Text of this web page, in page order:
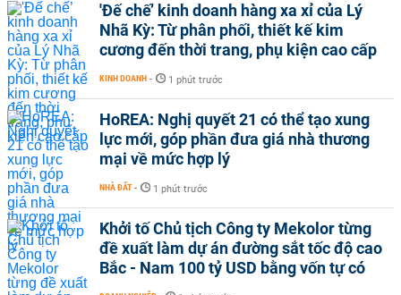
'Đế chế’ kinh doanh hàng xa xỉ của Lý
Nhã Kỳ: Từ phân phối, thiết kế kim
cương đến thời trang, phụ kiện cao cấp
KINH DOANH - 1 phút trước
HoREA: Nghị quyết 21 có thể tạo xung
lực mới, góp phần đưa giá nhà thương
mại về mức hợp lý
NHÀ ĐẤT - 1 phút trước
Khởi tố Chủ tịch Công ty Mekolor từng
đề xuất làm dự án đường sắt tốc độ cao
Bắc - Nam 100 tỷ USD bằng vốn tự có